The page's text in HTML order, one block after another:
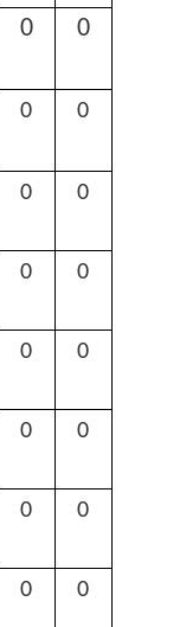
0 0
0 0
0 0
0 0
0 0
0 0
0 0
0 0